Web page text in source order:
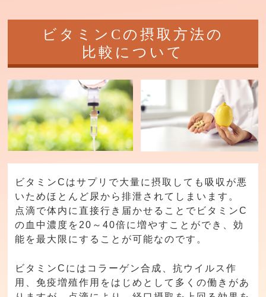
ビタミンCの摂取方法の
比較について
ビタミンCはサプリで大量に摂取しても吸収が悪
いためほとんど尿から排泄されてしまいます。
点滴で体内に直接行き届かせることでビタミンC
の血中濃度を20～40倍に増やすことができ、効
能を最大限にすることが可能なのです。
ビタミンCにはコラーゲン合成、抗ウイルス作
用、免疫増殖作用をはじめとして多くの働きがあ